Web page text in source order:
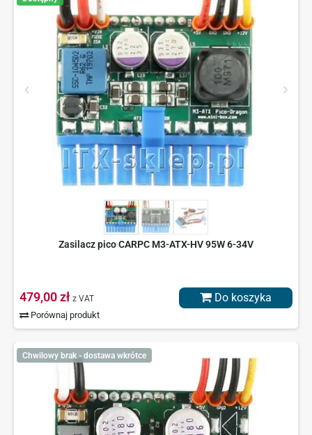
Zasilacz pico CARPC M3-ATX-HV 95W 6-34V
479,00 zł z VAT
Porównaj produkt
Do koszyka
Chwilowy brak - dostawa wkrótce